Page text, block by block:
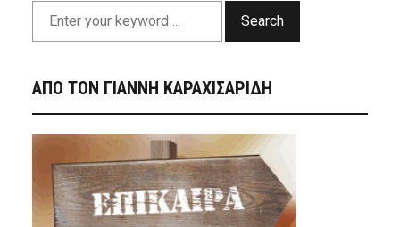
Search
ΑΠΟ ΤΟΝ ΓΙΑΝΝΗ ΚΑΡΑΧΙΣΑΡΙΔΗ